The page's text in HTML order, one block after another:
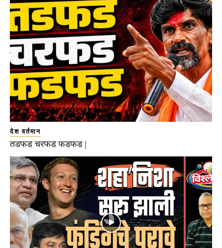
देश वर्तमान
तडफड चरफड फडफड |